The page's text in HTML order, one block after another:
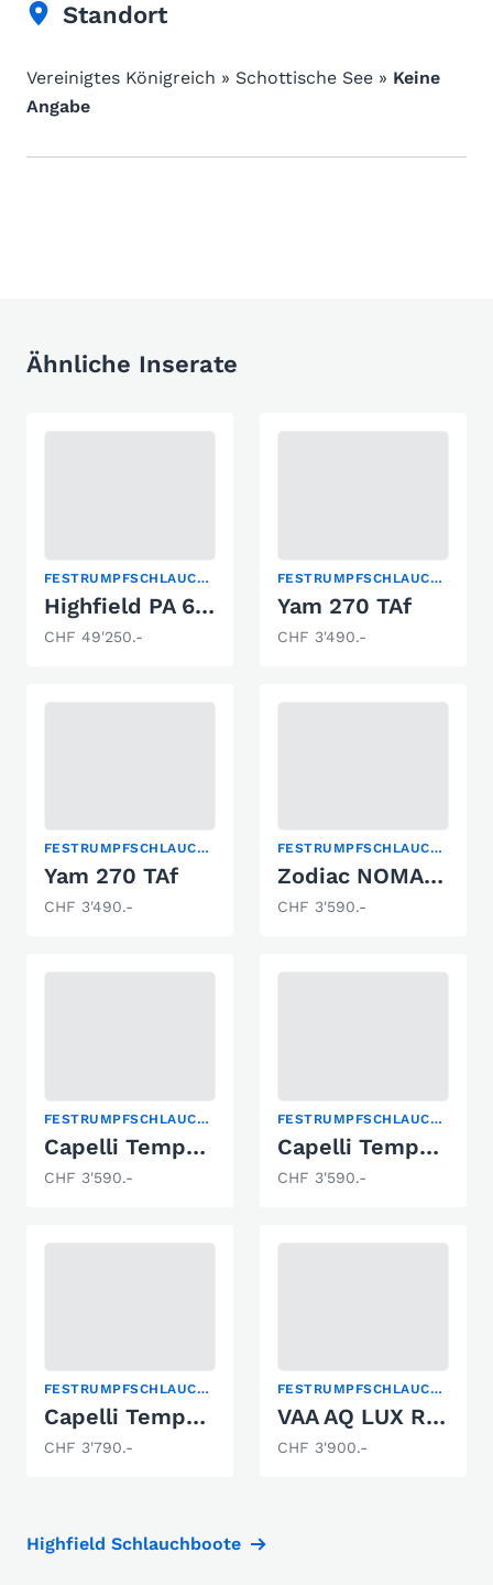
Standort
Vereinigtes Königreich » Schottische See » Keine
Angabe
Ähnliche Inserate
FESTRUMPFSCHLAUCHBOOT
Highfield PA 600
CHF 49'250.-
FESTRUMPFSCHLAUCHBOOT
Yam 270 TAf
CHF 3'490.-
FESTRUMPFSCHLAUCHBOOT
Yam 270 TAf
CHF 3'490.-
FESTRUMPFSCHLAUCHBOOT
Zodiac NOMAD 2.7 RIB ALU
CHF 3'590.-
FESTRUMPFSCHLAUCHBOOT
Capelli Tempest 275 Tender
CHF 3'590.-
FESTRUMPFSCHLAUCHBOOT
Capelli Tempest 250 Tender
CHF 3'590.-
FESTRUMPFSCHLAUCHBOOT
Capelli Tempest 310 Tender
CHF 3'790.-
FESTRUMPFSCHLAUCHBOOT
VAA AQ LUX RIB 280 oder 300
CHF 3'900.-
Highfield Schlauchboote